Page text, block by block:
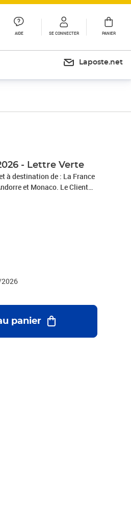
AIDE SE CONNECTER PANIER
Laposte.net
- Lettre Verte
de : La France
de la date de réception
- 99 999 La Poste
panier